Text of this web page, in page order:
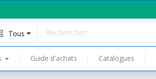
Tous
Guide d'achats Catalogues